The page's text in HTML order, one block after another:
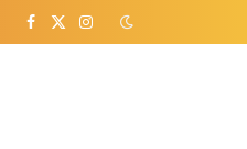
Facebook
X
Instagram